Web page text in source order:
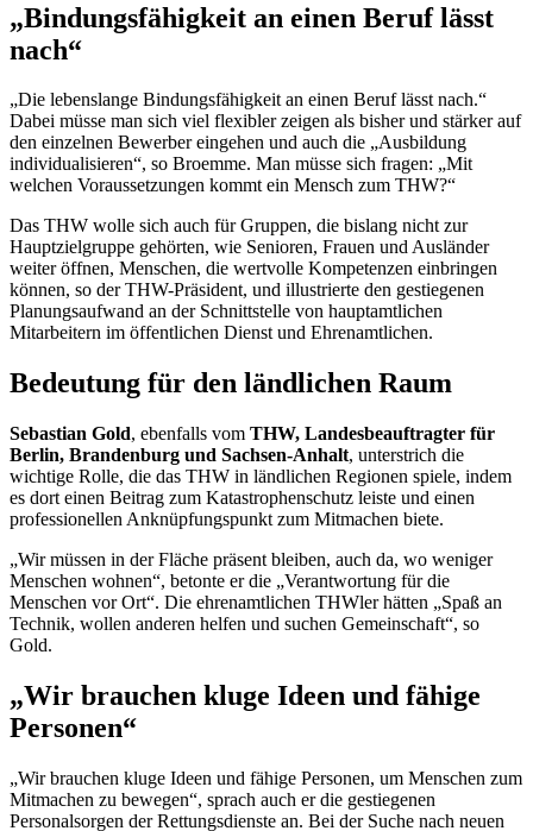
„Bindungsfähigkeit an einen Beruf lässt
nach“
„Die lebenslange Bindungsfähigkeit an einen Beruf lässt nach.“
Dabei müsse man sich viel flexibler zeigen als bisher und stärker auf
den einzelnen Bewerber eingehen und auch die „Ausbildung
individualisieren“, so Broemme. Man müsse sich fragen: „Mit
welchen Voraussetzungen kommt ein Mensch zum THW?“
Das THW wolle sich auch für Gruppen, die bislang nicht zur
Hauptzielgruppe gehörten, wie Senioren, Frauen und Ausländer
weiter öffnen, Menschen, die wertvolle Kompetenzen einbringen
können, so der THW-Präsident, und illustrierte den gestiegenen
Planungsaufwand an der Schnittstelle von hauptamtlichen
Mitarbeitern im öffentlichen Dienst und Ehrenamtlichen.
Bedeutung für den ländlichen Raum
Sebastian Gold, ebenfalls vom THW, Landesbeauftragter für
Berlin, Brandenburg und Sachsen-Anhalt, unterstrich die
wichtige Rolle, die das THW in ländlichen Regionen spiele, indem
es dort einen Beitrag zum Katastrophenschutz leiste und einen
professionellen Anknüpfungspunkt zum Mitmachen biete.
„Wir müssen in der Fläche präsent bleiben, auch da, wo weniger
Menschen wohnen“, betonte er die „Verantwortung für die
Menschen vor Ort“. Die ehrenamtlichen THWler hätten „Spaß an
Technik, wollen anderen helfen und suchen Gemeinschaft“, so
Gold.
„Wir brauchen kluge Ideen und fähige
Personen“
„Wir brauchen kluge Ideen und fähige Personen, um Menschen zum
Mitmachen zu bewegen“, sprach auch er die gestiegenen
Personalsorgen der Rettungsdienste an. Bei der Suche nach neuen